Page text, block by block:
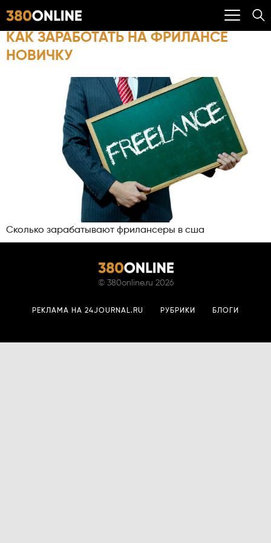
КАК ЗАРАБОТАТЬ НА ФРИЛАНСЕ
НОВИЧКУ
Сколько зарабатывают фрилансеры в сша
© 380online.ru 2026
РЕКЛАМА НА 24JOURNAL.RU РУБРИКИ БЛОГИ